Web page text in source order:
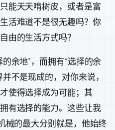
能天天啃树皮，或者是富
活难道不是很无趣吗？你
由的生活方式吗？
余地”，而拥有“选择的余
不是现成的，对你来说，
使得选择成为可能；其
有选择的能力。这些让我
械的最大分别就是，他始终